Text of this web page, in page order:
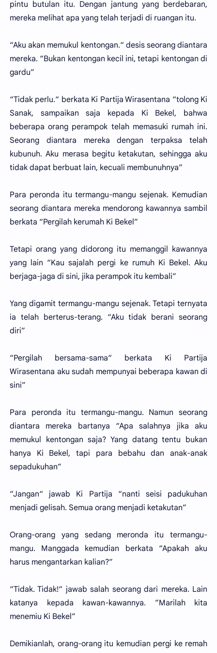
pintu butulan itu. Dengan jantung yang berdebaran,
mereka melihat apa yang telah terjadi di ruangan itu.
“Aku akan memukul kentongan.“ desis seorang diantara
mereka. “Bukan kentongan kecil ini, tetapi kentongan di
gardu”
“Tidak perlu.“ berkata Ki Partija Wirasentana “tolong Ki
Sanak, sampaikan saja kepada Ki Bekel, bahwa
beberapa orang perampok telah memasuki rumah ini.
Seorang diantara mereka dengan terpaksa telah
kubunuh. Aku merasa begitu ketakutan, sehingga aku
tidak dapat berbuat lain, kecuali membunuhnya”
Para peronda itu termangu-mangu sejenak. Kemudian
seorang diantara mereka mendorong kawannya sambil
berkata “Pergilah kerumah Ki Bekel”
Tetapi orang yang didorong itu memanggil kawannya
yang lain “Kau sajalah pergi ke rumuh Ki Bekel. Aku
berjaga-jaga di sini, jika perampok itu kembali”
Yang digamit termangu-mangu sejenak. Tetapi ternyata
ia telah berterus-terang. “Aku tidak berani seorang
diri”
“Pergilah bersama-sama“ berkata Ki Partija
Wirasentana aku sudah mempunyai beberapa kawan di
sini”
Para peronda itu termangu-mangu. Namun seorang
diantara mereka bartanya “Apa salahnya jika aku
memukul kentongan saja? Yang datang tentu bukan
hanya Ki Bekel, tapi para bebahu dan anak-anak
sepadukuhan”
“Jangan“ jawab Ki Partija “nanti seisi padukuhan
menjadi gelisah. Semua orang menjadi ketakutan”
Orang-orang yang sedang meronda itu termangu-
mangu. Manggada kemudian berkata “Apakah aku
harus mengantarkan kalian?”
“Tidak. Tidak!“ jawab salah seorang dari mereka. Lain
katanya kepada kawan-kawannya. ”Marilah kita
menemiu Ki Bekel”
Demikianlah, orang-orang itu kemudian pergi ke remah